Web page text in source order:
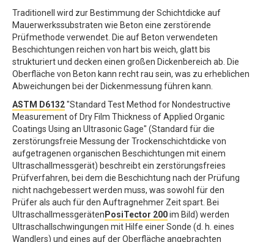
Traditionell wird zur Bestimmung der Schichtdicke auf
Mauerwerkssubstraten wie Beton eine zerstörende
Prüfmethode verwendet. Die auf Beton verwendeten
Beschichtungen reichen von hart bis weich, glatt bis
strukturiert und decken einen großen Dickenbereich ab. Die
Oberfläche von Beton kann recht rau sein, was zu erheblichen
Abweichungen bei der Dickenmessung führen kann.
ASTM D6132"Standard Test Method for Nondestructive
Measurement of Dry Film Thickness of Applied Organic
Coatings Using an Ultrasonic Gage" (Standard für die
zerstörungsfreie Messung der Trockenschichtdicke von
aufgetragenen organischen Beschichtungen mit einem
Ultraschallmessgerät) beschreibt ein zerstörungsfreies
Prüfverfahren, bei dem die Beschichtung nach der Prüfung
nicht nachgebessert werden muss, was sowohl für den
Prüfer als auch für den Auftragnehmer Zeit spart. Bei
Ultraschallmessgeräten PosiTector 200im Bild) werden
Ultraschallschwingungen mit Hilfe einer Sonde (d. h. eines
Wandlers) und eines auf der Oberfläche angebrachten